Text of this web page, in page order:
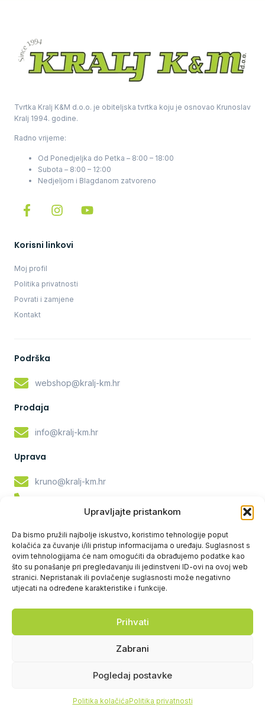
Upravljajte pristankom
Da bismo pružili najbolje iskustvo, koristimo tehnologije poput
kolačića za čuvanje i/ili pristup informacijama o uređaju. Suglasnost s
ovim tehnologijama će nam omogućiti da obrađujemo podatke kao
što su ponašanje pri pregledavanju ili jedinstveni ID-ovi na ovoj web
stranici. Nepristanak ili povlačenje suglasnosti može negativno
utjecati na određene karakteristike i funkcije.
Prihvati
Zabrani
Pogledaj postavke
Politika kolačićaPolitika privatnosti
Tvrtka Kralj K&M d.o.o. je obiteljska tvrtka koju je osnovao Krunoslav
Kralj 1994. godine.
Radno vrijeme:
Od Ponedjeljka do Petka – 8:00 – 18:00
Subota – 8:00 – 12:00
Nedjeljom i Blagdanom zatvoreno
Korisni linkovi
Moj profil
Politika privatnosti
Povrati i zamjene
Kontakt
Podrška
webshop@kralj-km.hr
Prodaja
info@kralj-km.hr
Uprava
kruno@kralj-km.hr
tomislav@kralj-km.hr
Tomislav Kralj: +385 91 617 5169
Servis i rezervni dijelovi
bozo@kralj-km.hr
Kralj K&M d.o.o., Sva prava pridržana. Powered by